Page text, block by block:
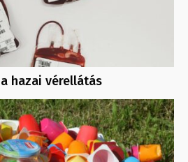
hazai vérellátás